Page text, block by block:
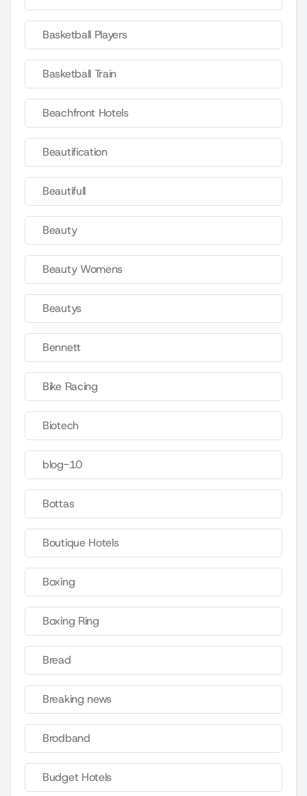
Basketball Players
Basketball Train
Beachfront Hotels
Beautification
Beautifull
Beauty
Beauty Womens
Beautys
Bennett
Bike Racing
Biotech
blog-10
Bottas
Boutique Hotels
Boxing
Boxing Ring
Bread
Breaking news
Brodband
Budget Hotels